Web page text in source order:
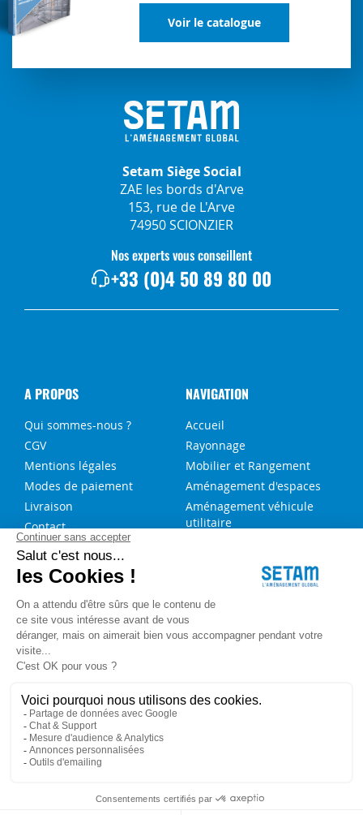
Voir le catalogue
Setam Siège Social
ZAE les bords d'Arve
153, rue de L'Arve
74950 SCIONZIER
Nos experts vous conseillent
+33 (0)4 50 89 80 00
A PROPOS
Qui sommes-nous ?
CGV
Mentions légales
Modes de paiement
Livraison
Contact
NAVIGATION
Accueil
Rayonnage
Mobilier et Rangement
Aménagement d'espaces
Aménagement véhicule
utilitaire
NOS SERVICES
FAQ
Blog
Aide au choix rayonnage
Service de montage
Besoin d'aide ?
Politique de confidentialité